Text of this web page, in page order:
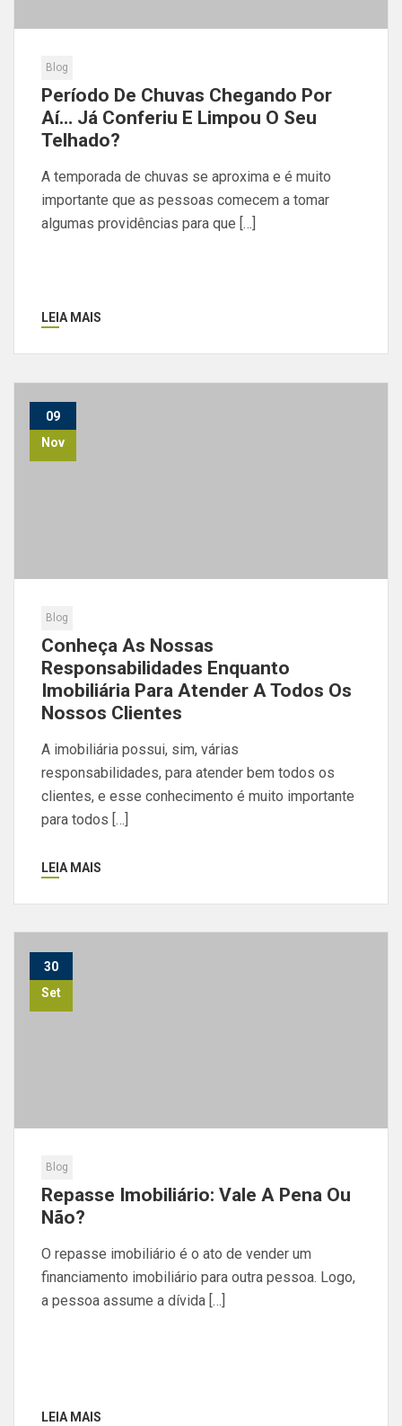
Blog
Período De Chuvas Chegando Por
Aí… Já Conferiu E Limpou O Seu
Telhado?
A temporada de chuvas se aproxima e é muito
importante que as pessoas comecem a tomar
algumas providências para que […]
LEIA MAIS
09
Nov
Blog
Conheça As Nossas
Responsabilidades Enquanto
Imobiliária Para Atender A Todos Os
Nossos Clientes
A imobiliária possui, sim, várias
responsabilidades, para atender bem todos os
clientes, e esse conhecimento é muito importante
para todos […]
LEIA MAIS
30
Set
Blog
Repasse Imobiliário: Vale A Pena Ou
Não?
O repasse imobiliário é o ato de vender um
financiamento imobiliário para outra pessoa. Logo,
a pessoa assume a dívida […]
LEIA MAIS